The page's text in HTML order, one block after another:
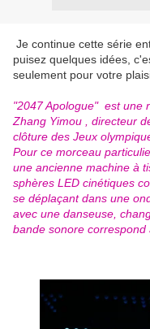
Je continue cette série
puisez quelques idées,
seulement pour votre
"2047 Apologue" est une
Zhang Yimou , directeur
clôture des Jeux
Pour ce morceau
une ancienne machine à
sphères LED cinétiques
se déplaçant dans une
avec une danseuse,
bande sonore